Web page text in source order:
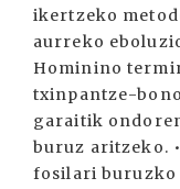
ikertzeko
aurreko
Hominino
txinpantze-
garaitik
buruz aritzeko.
fosilari buruzko